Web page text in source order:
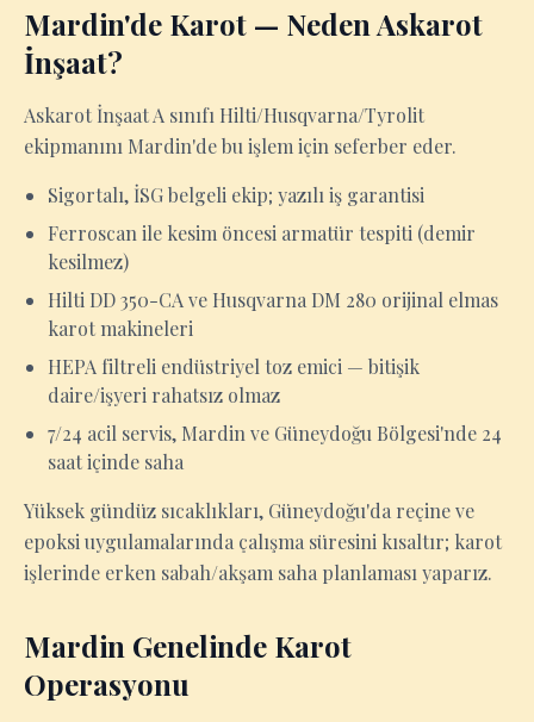
Mardin'de Karot — Neden Askarot
İnşaat?
Askarot İnşaat A sınıfı Hilti/Husqvarna/Tyrolit
ekipmanını Mardin'de bu işlem için seferber eder.
Sigortalı, İSG belgeli ekip; yazılı iş garantisi
Ferroscan ile kesim öncesi armatür tespiti (demir
kesilmez)
Hilti DD 350-CA ve Husqvarna DM 280 orijinal elmas
karot makineleri
HEPA filtreli endüstriyel toz emici — bitişik
daire/işyeri rahatsız olmaz
7/24 acil servis, Mardin ve Güneydoğu Bölgesi'nde 24
saat içinde saha
Yüksek gündüz sıcaklıkları, Güneydoğu'da reçine ve
epoksi uygulamalarında çalışma süresini kısaltır; karot
işlerinde erken sabah/akşam saha planlaması yaparız.
Mardin Genelinde Karot
Operasyonu